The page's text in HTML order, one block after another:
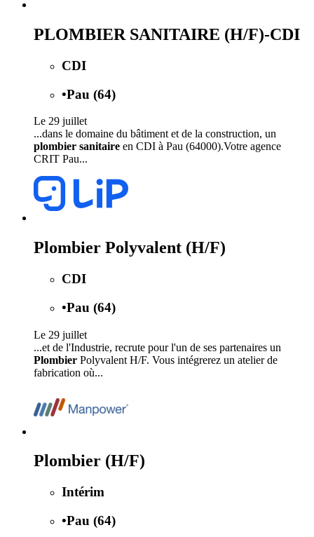
PLOMBIER SANITAIRE (H/F)-CDI
CDI
•Pau (64)
Le 29 juillet
...dans le domaine du bâtiment et de la construction, un
plombier sanitaire en CDI à Pau (64000).Votre agence
CRIT Pau...
Plombier Polyvalent (H/F)
CDI
•Pau (64)
Le 29 juillet
...et de l'Industrie, recrute pour l'un de ses partenaires un
Plombier Polyvalent H/F. Vous intégrerez un atelier de
fabrication où...
Plombier (H/F)
Intérim
•Pau (64)